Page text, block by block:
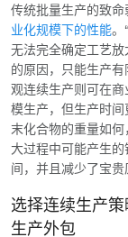
传统批量生产的致
业化规模下的性能。
无法完全确定工艺
的原因，只能生产
观连续生产则可在
模生产，但生产时
末化合物的重量如
大过程中可能产生
间，并且减少了宝贵
选择连续生产
生产外包